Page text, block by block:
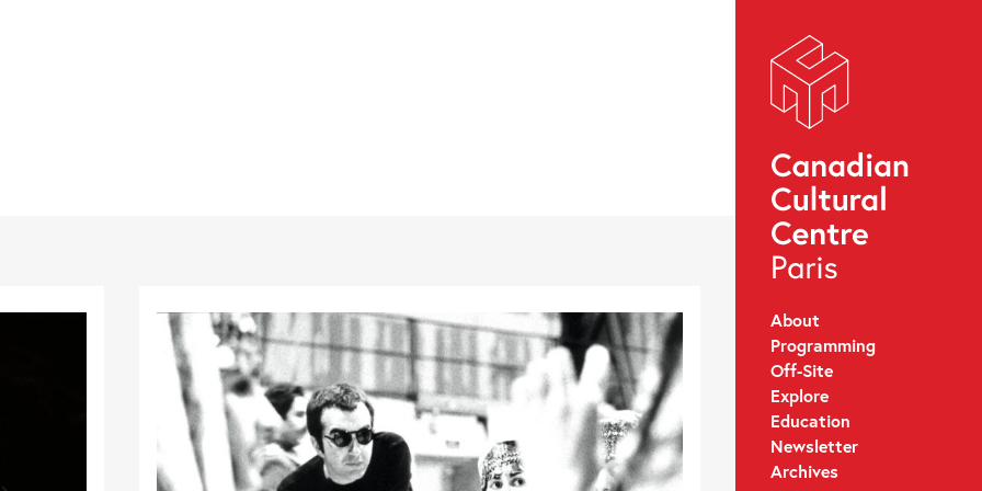
About
Programming
Off-Site
Explore
Education
Newsletter
Archives